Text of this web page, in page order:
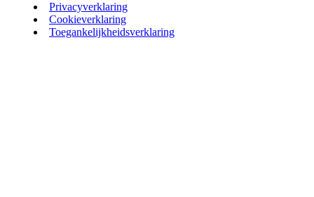
Privacyverklaring
Cookieverklaring
Toegankelijkheidsverklaring